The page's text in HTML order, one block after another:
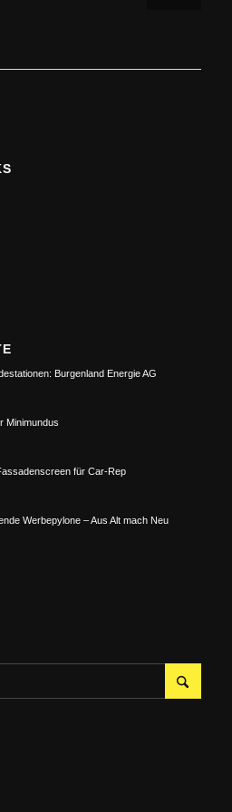
Burgenland Energie AG
Minimundus
für Car-Rep
Werbepylone – Aus Alt mach Neu